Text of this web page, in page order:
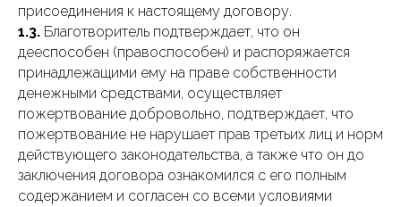
присоединения к настоящему договору.
1.3. Благотворитель подтверждает, что он
дееспособен (правоспособен) и распоряжается
принадлежащими ему на праве собственности
денежными средствами, осуществляет
пожертвование добровольно, подтверждает, что
пожертвование не нарушает прав третьих лиц и норм
действующего законодательства, а также что он до
заключения договора ознакомился с его полным
содержанием и согласен со всеми условиями